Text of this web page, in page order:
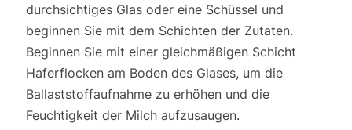
durchsichtiges Glas oder eine Schüssel und
beginnen Sie mit dem Schichten der Zutaten.
Beginnen Sie mit einer gleichmäßigen Schicht
Haferflocken am Boden des Glases, um die
Ballaststoffaufnahme zu erhöhen und die
Feuchtigkeit der Milch aufzusaugen.